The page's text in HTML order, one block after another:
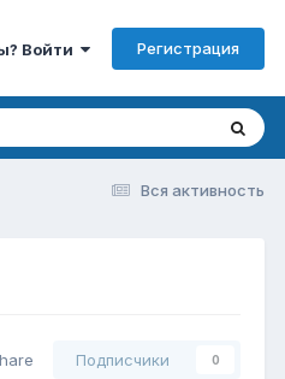
Войти Регистрация
Вся активность
Подписчики 0